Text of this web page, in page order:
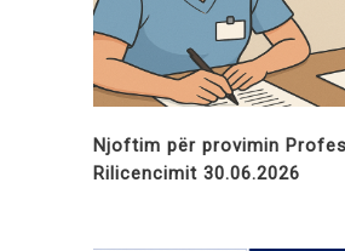
Njoftim për provimin
Rilicencimit 30.06.2026